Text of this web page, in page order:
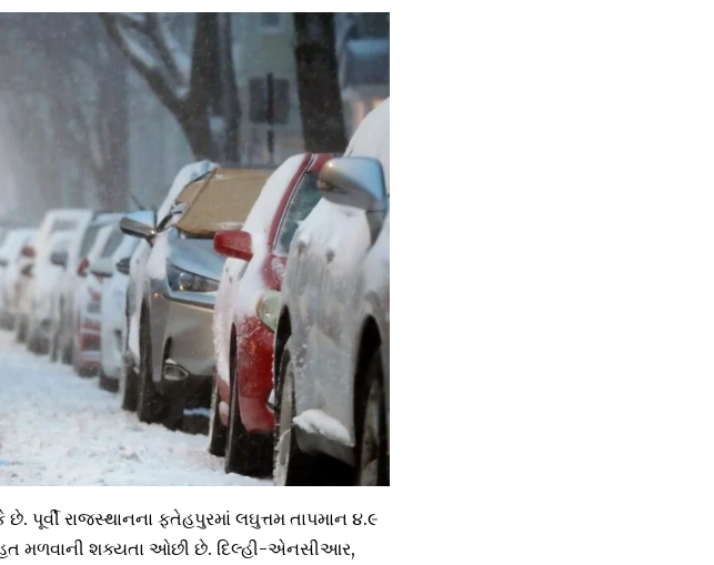
પૂર્વી રાજસ્થાનના ફતેહપુરમાં લઘુત્તમ તાપમાન ૪.૯
મળવાની શક્યતા ઓછી છે. દિલ્હી-એનસીઆર,